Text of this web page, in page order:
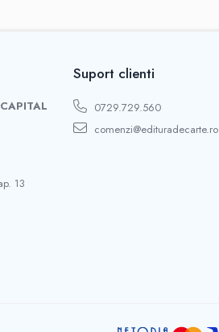
13
Suport clienti
0729.729.560
comenzi@edituradecarte.ro